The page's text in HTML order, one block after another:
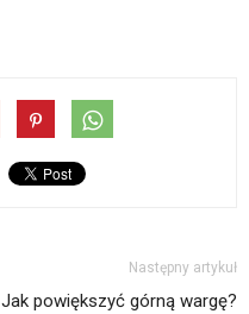
Następny artykuł
Jak powiększyć górną wargę?